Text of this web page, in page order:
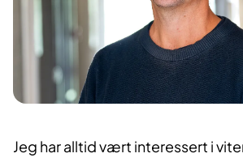
Jeg har alltid vært interessert i